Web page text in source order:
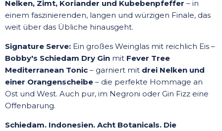
Nelken, Zimt, Koriander und Kubebenpfeffer – in
einem faszinierenden, langen und würzigen Finale, das
weit über das Übliche hinausgeht.
Signature Serve: Ein großes Weinglas mit reichlich Eis –
Bobby's Schiedam Dry Gin mit Fever Tree
Mediterranean Tonic – garniert mit drei Nelken und
einer Orangenscheibe – die perfekte Hommage an
Ost und West. Auch pur, im Negroni oder Gin Fizz eine
Offenbarung.
Schiedam. Indonesien. Acht Botanicals. Die